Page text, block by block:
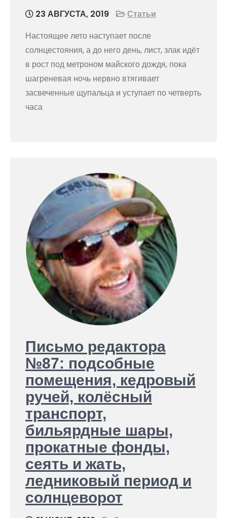
23 АВГУСТА, 2019
Статьи
Настоящее лето наступает после
солнцестояния, а до него день, лист, злак идёт
в рост под метроном майского дождя, пока
шагреневая ночь нервно втягивает
засвеченные щупальца и уступает по четверть
часа
Письмо редактора
№87: подсобные
помещения, кедровый
ручей, колёсный
транспорт,
бильярдные шары,
прокатные фонды,
сеять и жать,
ледниковый период и
солнцеворот